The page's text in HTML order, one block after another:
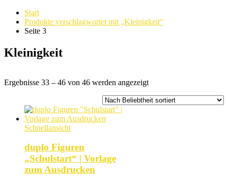
Start
Produkte verschlagwortet mit „Kleinigkeit“
Seite 3
Kleinigkeit
Ergebnisse 33 – 46 von 46 werden angezeigtNach
sortiert
Schnellansicht
duplo Figuren
„Schulstart“ | Vorlage
zum Ausdrucken